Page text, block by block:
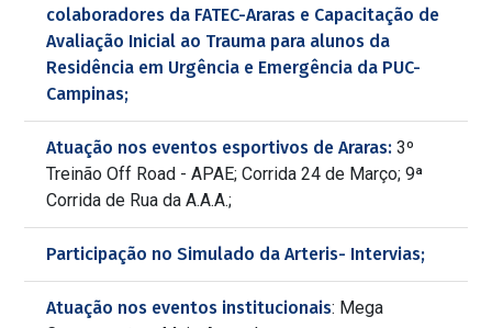
colaboradores da FATEC-Araras e Capacitação de
Avaliação Inicial ao Trauma para alunos da
Residência em Urgência e Emergência da PUC-
Campinas;
Atuação nos eventos esportivos de Araras:3º
Treinão Off Road - APAE; Corrida 24 de Março; 9ª
Corrida de Rua da A.A.A.;
Participação no Simulado da Arteris- Intervias;
Atuação nos eventos institucionais: Mega